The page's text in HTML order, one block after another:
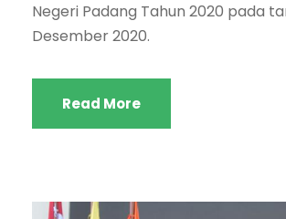
Negeri Padang Tahun 2020 pada
Desember 2020.
Read More